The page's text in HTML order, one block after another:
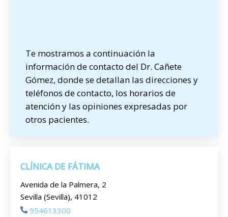
Te mostramos a continuación la
información de contacto del Dr. Cañete
Gómez, donde se detallan las direcciones y
teléfonos de contacto, los horarios de
atención y las opiniones expresadas por
otros pacientes.
CLÍNICA DE FÁTIMA
Avenida de la Palmera, 2
Sevilla (Sevilla), 41012
954613300